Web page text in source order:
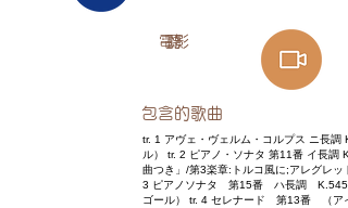
聽
電影
包含的歌曲
tr. 1 アヴェ・ヴェルム・コルプス ニ長調
ル） tr. 2 ピアノ・ソナタ 第11番 イ長調
曲つき」/第3楽章:トルコ風に;アレグレッ
3 ピアノソナタ 第15番 ハ長調 K.545
ゴール） tr. 4 セレナード 第13番 （ア